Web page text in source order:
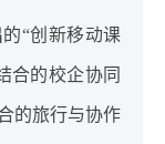
“创新移动课
合的校企协同
的旅行与协作